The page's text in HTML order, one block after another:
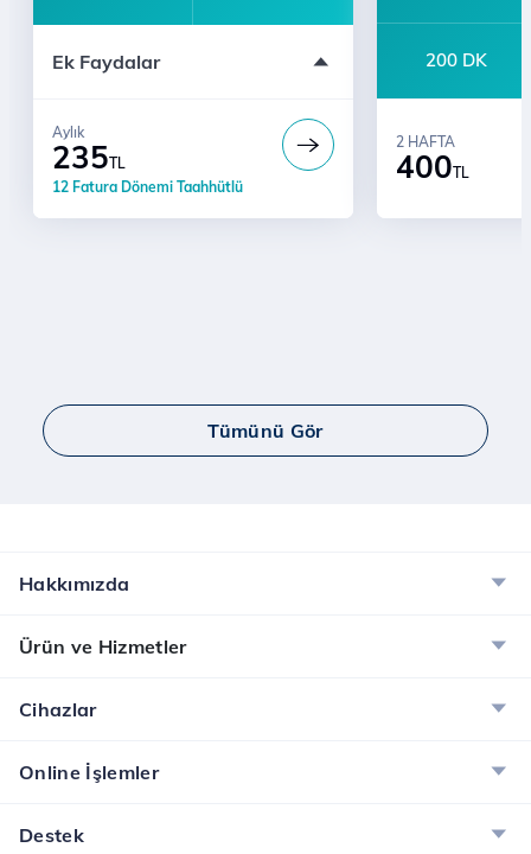
Ek Faydalar
e-dergi
12 Fatura Dönemi Taahhütlü
235TL
Aylık
200 DK
400TL
2 HAFTA
Tümünü Gör
Hakkımızda
Ürün ve Hizmetler
Cihazlar
Online İşlemler
Destek